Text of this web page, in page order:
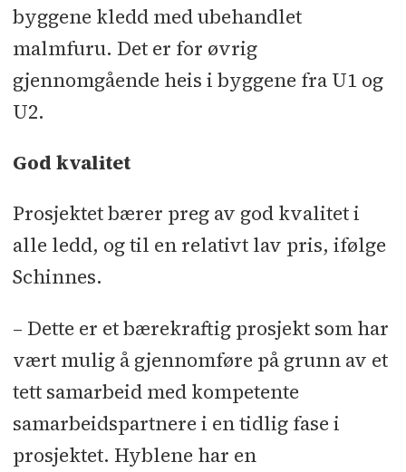
byggene kledd med ubehandlet
malmfuru. Det er for øvrig
gjennomgående heis i byggene fra U1 og
U2.
God kvalitet
Prosjektet bærer preg av god kvalitet i
alle ledd, og til en relativt lav pris, ifølge
Schinnes.
– Dette er et bærekraftig prosjekt som har
vært mulig å gjennomføre på grunn av et
tett samarbeid med kompetente
samarbeidspartnere i en tidlig fase i
prosjektet. Hyblene har en